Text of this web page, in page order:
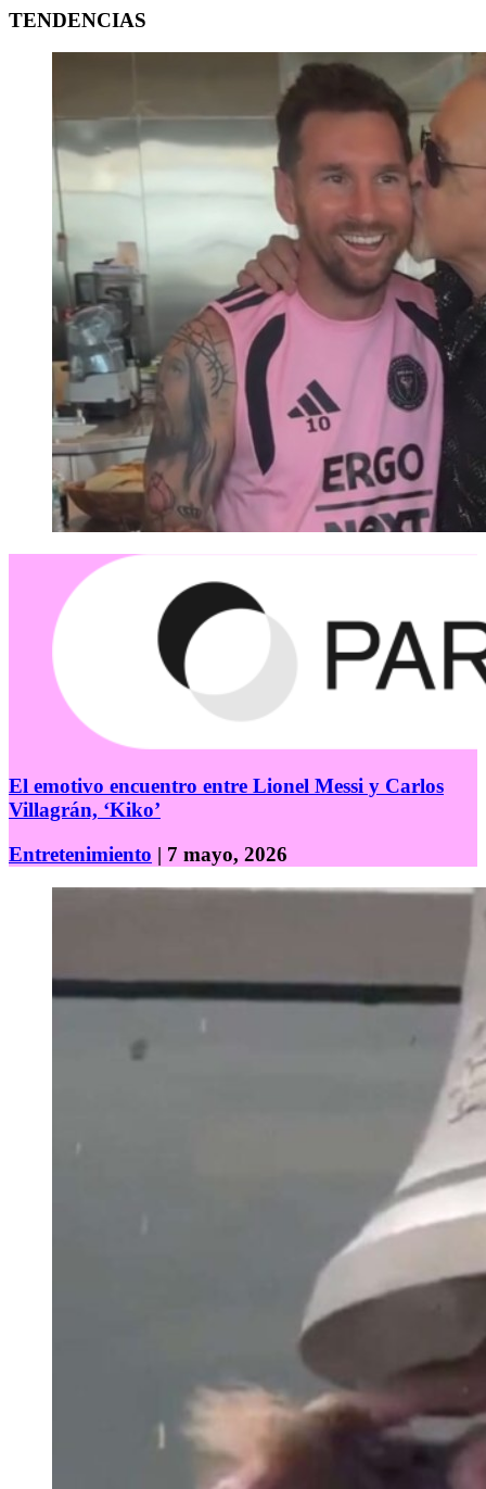
TENDENCIAS
El emotivo encuentro entre Lionel Messi y Carlos
Villagrán, ‘Kiko’
Entretenimiento | 7 mayo, 2026